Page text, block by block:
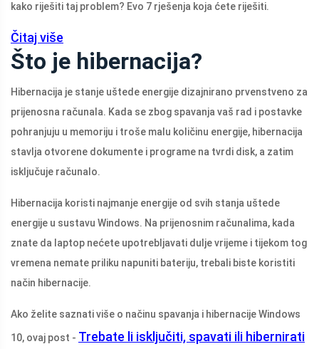
kako riješiti taj problem? Evo 7 rješenja koja ćete riješiti.
Čitaj više
Što je hibernacija?
Hibernacija je stanje uštede energije dizajnirano prvenstveno za
prijenosna računala. Kada se zbog spavanja vaš rad i postavke
pohranjuju u memoriju i troše malu količinu energije, hibernacija
stavlja otvorene dokumente i programe na tvrdi disk, a zatim
isključuje računalo.
Hibernacija koristi najmanje energije od svih stanja uštede
energije u sustavu Windows. Na prijenosnim računalima, kada
znate da laptop nećete upotrebljavati dulje vrijeme i tijekom tog
vremena nemate priliku napuniti bateriju, trebali biste koristiti
način hibernacije.
Ako želite saznati više o načinu spavanja i hibernacije Windows
10, ovaj post - Trebate li isključiti, spavati ili hibernirati